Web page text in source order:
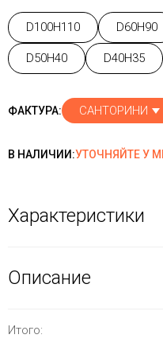
D100H110 D60H90
D50H40 D40H35
ФАКТУРА: САНТОРИНИ
В НАЛИЧИИ:УТОЧНЯЙТЕ У
Характеристики
Описание
Итого: